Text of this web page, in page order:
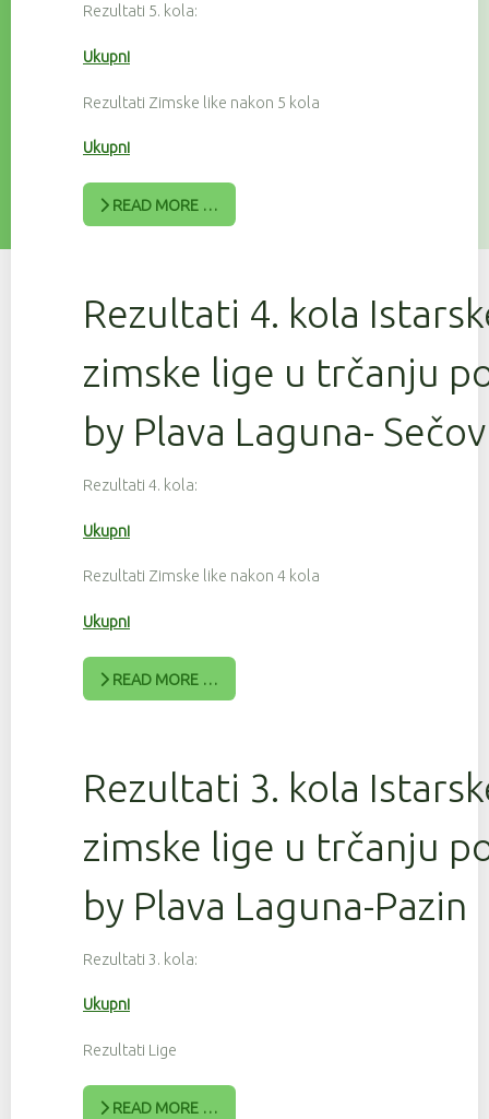
Rezultati 5. kola:
Ukupni
Rezultati Zimske like nakon 5 kola
Ukupni
READ MORE …
Rezultati 4. kola
zimske lige u trčanju
by Plava Laguna-
Rezultati 4. kola:
Ukupni
Rezultati Zimske like nakon 4 kola
Ukupni
READ MORE …
Rezultati 3. kola
zimske lige u trčanju
by Plava Laguna-Pazin
Rezultati 3. kola:
Ukupni
Rezultati Lige
READ MORE …